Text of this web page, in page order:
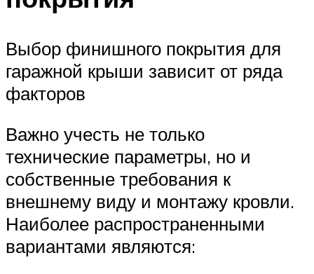
Выбор финишного покрытия для
гаражной крыши зависит от ряда
факторов
Важно учесть не только
технические параметры, но и
собственные требования к
внешнему виду и монтажу кровли.
Наиболее распространенными
вариантами являются: